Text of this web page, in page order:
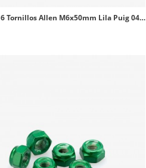
Blister 6 Tornillos Allen M6x50mm Lila Puig 0421L